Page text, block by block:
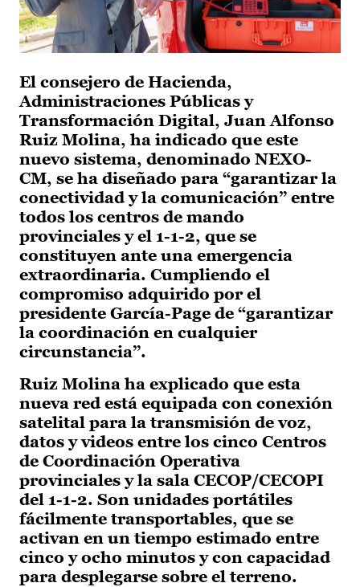
El consejero de Hacienda,
Administraciones Públicas y
Transformación Digital, Juan Alfonso
Ruiz Molina, ha indicado que este
nuevo sistema, denominado NEXO-
CM, se ha diseñado para “garantizar la
conectividad y la comunicación” entre
todos los centros de mando
provinciales y el 1-1-2, que se
constituyen ante una emergencia
extraordinaria. Cumpliendo el
compromiso adquirido por el
presidente García-Page de “garantizar
la coordinación en cualquier
circunstancia”.
Ruiz Molina ha explicado que esta
nueva red está equipada con conexión
satelital para la transmisión de voz,
datos y videos entre los cinco Centros
de Coordinación Operativa
provinciales y la sala CECOP/CECOPI
del 1-1-2. Son unidades portátiles
fácilmente transportables, que se
activan en un tiempo estimado entre
cinco y ocho minutos y con capacidad
para desplegarse sobre el terreno.